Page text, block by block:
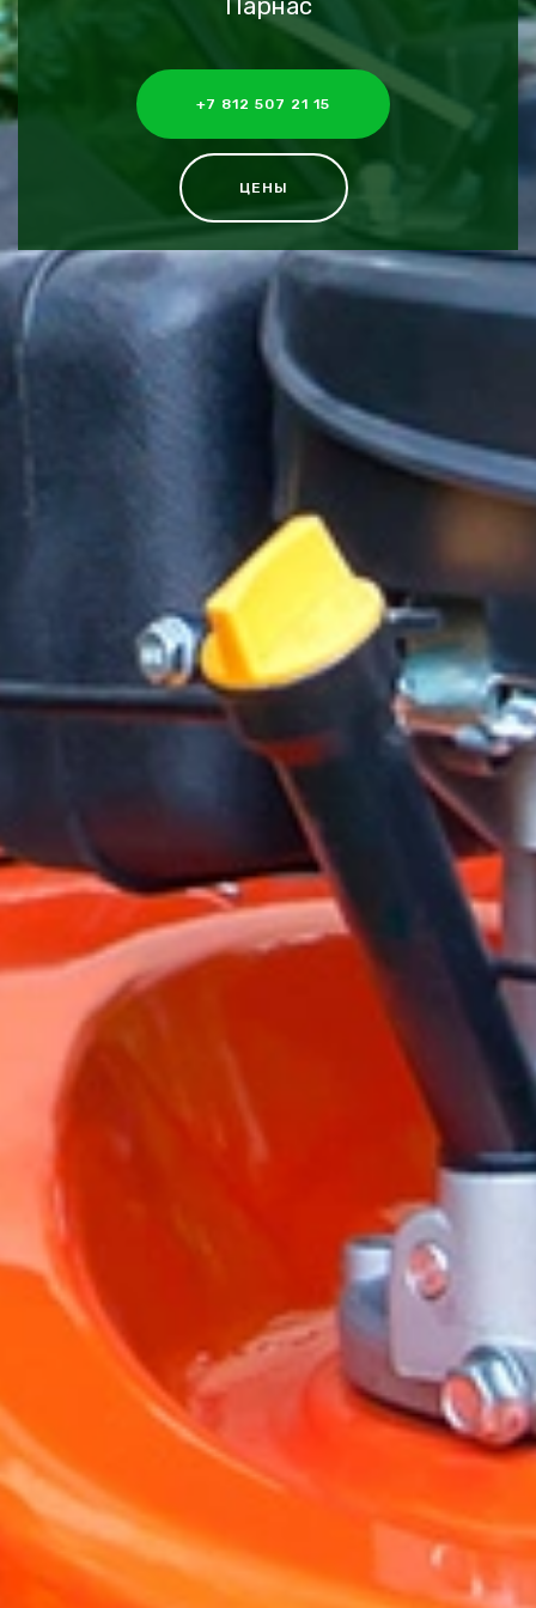
Парнас
+7 812 507 21 15
ЦЕНЫ